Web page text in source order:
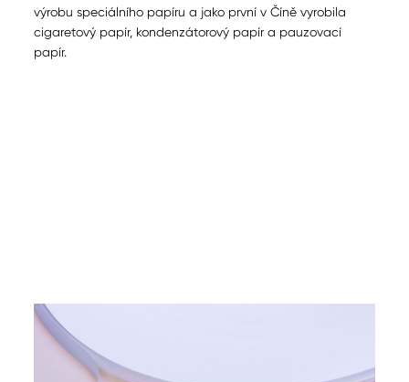
výrobu speciálního papíru a jako první v Číně vyrobila
cigaretový papír, kondenzátorový papír a pauzovací
papír.